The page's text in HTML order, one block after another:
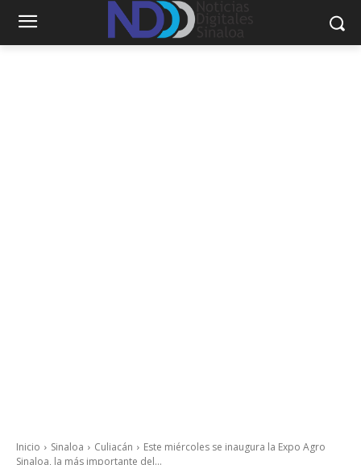
Inicio Sinaloa Culiacán
Este miércoles se inaugura la Expo Agro
Sinaloa, la más importante del...